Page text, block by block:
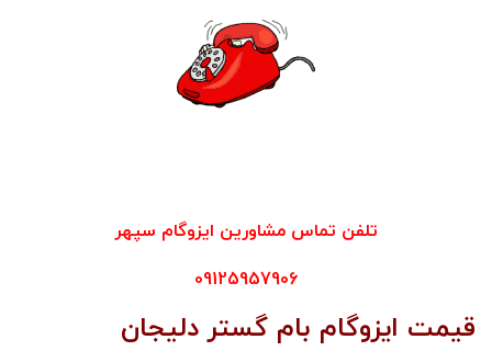
تلفن تماس مشاورین ایزوگام سپهر
09125957906
قیمت ایزوگام بام گستر دلیجان